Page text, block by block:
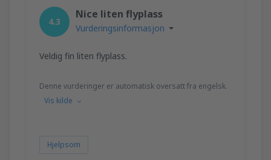
4.3
Nice liten flyplass
Vurderingsinformasjon
Veldig fin liten flyplass.
Denne vurderinger er automatisk oversatt fra engelsk.
Vis kilde
Hjelpsom